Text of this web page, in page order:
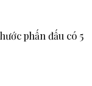
phấn đấu có 5